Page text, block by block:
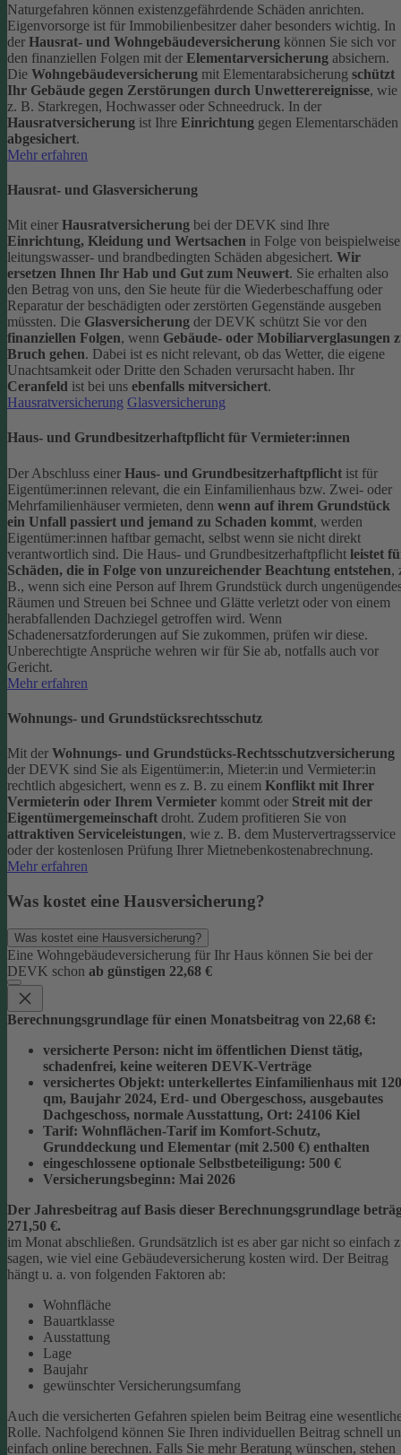
Naturgefahren können existenzgefährdende Schäden anrichten.
Eigenvorsorge ist für Immobilienbesitzer daher besonders wichtig. In
der Hausrat- und Wohngebäudeversicherung können Sie sich vor
den finanziellen Folgen mit der Elementarversicherung absichern.
Die Wohngebäudeversicherung mit Elementarabsicherung schützt
Ihr Gebäude gegen Zerstörungen durch Unwetterereignisse, wie
z. B. Starkregen, Hochwasser oder Schneedruck. In der
Hausratversicherung ist Ihre Einrichtung gegen Elementarschäden
abgesichert.
Mehr erfahren
Hausrat- und Glasversicherung
Mit einer Hausratversicherung bei der DEVK sind Ihre
Einrichtung, Kleidung und Wertsachen in Folge von beispielweise
leitungswasser- und brandbedingten Schäden abgesichert. Wir
ersetzen Ihnen Ihr Hab und Gut zum Neuwert. Sie erhalten also
den Betrag von uns, den Sie heute für die Wiederbeschaffung oder
Reparatur der beschädigten oder zerstörten Gegenstände ausgeben
müssten. Die Glasversicherung der DEVK schützt Sie vor den
finanziellen Folgen, wenn Gebäude- oder Mobiliarverglasungen
Bruch gehen. Dabei ist es nicht relevant, ob das Wetter, die eigene
Unachtsamkeit oder Dritte den Schaden verursacht haben. Ihr
Ceranfeld ist bei uns ebenfalls mitversichert.
Hausratversicherung Glasversicherung
Haus- und Grundbesitzerhaftpflicht für Vermieter:innen
Der Abschluss einer Haus- und Grundbesitzerhaftpflicht ist für
Eigentümer:innen relevant, die ein Einfamilienhaus bzw. Zwei- oder
Mehrfamilienhäuser vermieten, denn wenn auf ihrem Grundstück
ein Unfall passiert und jemand zu Schaden kommt, werden
Eigentümer:innen haftbar gemacht, selbst wenn sie nicht direkt
verantwortlich sind. Die Haus- und Grundbesitzerhaftpflicht leistet
Schäden, die in Folge von unzureichender Beachtung entstehen,
B., wenn sich eine Person auf Ihrem Grundstück durch
Räumen und Streuen bei Schnee und Glätte verletzt oder von einem
herabfallenden Dachziegel getroffen wird. Wenn
Schadenersatzforderungen auf Sie zukommen, prüfen wir diese.
Unberechtigte Ansprüche wehren wir für Sie ab, notfalls auch vor
Gericht.
Mehr erfahren
Wohnungs- und Grundstücksrechtsschutz
Mit der Wohnungs- und Grundstücks-Rechtsschutzversicherung
der DEVK sind Sie als Eigentümer:in, Mieter:in und Vermieter:in
rechtlich abgesichert, wenn es z. B. zu einem Konflikt mit Ihrer
Vermieterin oder Ihrem Vermieter kommt oder Streit mit der
Eigentümergemeinschaft droht. Zudem profitieren Sie von
attraktiven Serviceleistungen, wie z. B. dem Mustervertragsservice
oder der kostenlosen Prüfung Ihrer Mietnebenkostenabrechnung.
Mehr erfahren
Was kostet eine Hausversicherung?
Was kostet eine Hausversicherung?
Eine Wohngebäudeversicherung für Ihr Haus können Sie bei der
DEVK schon ab günstigen 22,68 €
Berechnungsgrundlage für einen Monatsbeitrag von 22,68 €:
versicherte Person: nicht im öffentlichen Dienst tätig,
schadenfrei, keine weiteren DEVK-Verträge
versichertes Objekt: unterkellertes Einfamilienhaus mit 120
qm, Baujahr 2024, Erd- und Obergeschoss, ausgebautes
Dachgeschoss, normale Ausstattung, Ort: 24106 Kiel
Tarif: Wohnflächen-Tarif im Komfort-Schutz,
Grunddeckung und Elementar (mit 2.500 €) enthalten
eingeschlossene optionale Selbstbeteiligung: 500 €
Versicherungsbeginn: Mai 2026
Der Jahresbeitrag auf Basis dieser Berechnungsgrundlage
271,50 €.
im Monat abschließen. Grundsätzlich ist es aber gar nicht so einfach
sagen, wie viel eine Gebäudeversicherung kosten wird. Der Beitrag
hängt u. a. von folgenden Faktoren ab:
Wohnfläche
Bauartklasse
Ausstattung
Lage
Baujahr
gewünschter Versicherungsumfang
Auch die versicherten Gefahren spielen beim Beitrag eine
Rolle. Nachfolgend können Sie Ihren individuellen Beitrag schnell
einfach online berechnen. Falls Sie mehr Beratung wünschen, stehen